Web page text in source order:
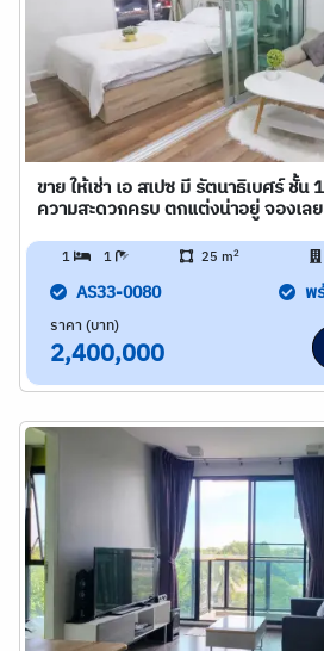
ขาย ให้เช่า เอ สเปซ มี รัตนาธิเบศร์ ชั้น
ความสะดวกครบ ตกแต่งน่าอยู่ จองเลย
1 1 25 m2
AS33-0080 พ
ราคา (บาท)
2,400,000